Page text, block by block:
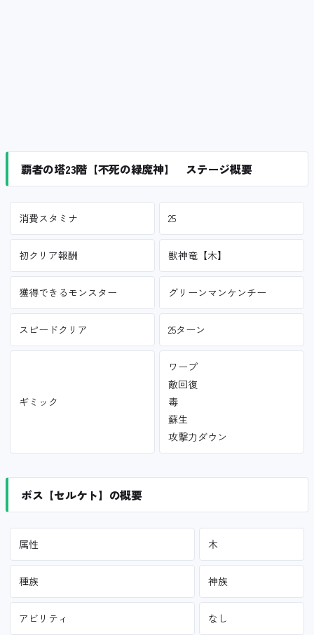
覇者の塔23階【不死の緑魔神】 ステージ概要
消費スタミナ 25
初クリア報酬 獣神竜【木】
獲得できるモンスター グリーンマンケンチー
スピードクリア 25ターン
ギミック
ワープ
敵回復
毒
蘇生
攻撃力ダウン
ボス【セルケト】の概要
属性 木
種族 神族
アビリティ なし